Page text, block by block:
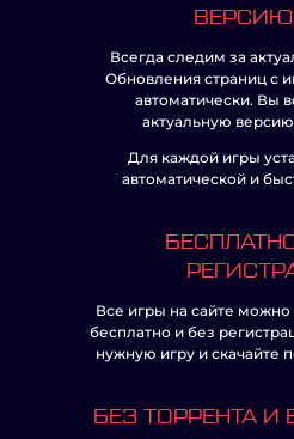
ВЕРСИЮ
Всегда следим за
Обновления страниц с
автоматически. Вы
актуальную
Для каждой игры
автоматической и
Все игры на сайте можно
бесплатно и без
нужную игру и скачайте
БЕЗ ТОРРЕНТА И